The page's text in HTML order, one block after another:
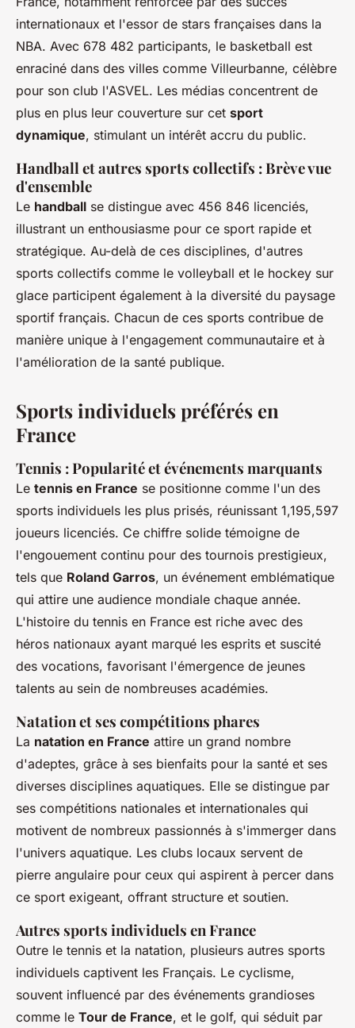
internationaux et l'essor de stars françaises dans la
NBA. Avec 678 482 participants, le basketball est
enraciné dans des villes comme Villeurbanne, célèbre
pour son club l'ASVEL. Les médias concentrent de
plus en plus leur couverture sur cet sport
dynamique, stimulant un intérêt accru du public.
Handball et autres sports collectifs : Brève vue
d'ensemble
Le handball se distingue avec 456 846 licenciés,
illustrant un enthousiasme pour ce sport rapide et
stratégique. Au-delà de ces disciplines, d'autres
sports collectifs comme le volleyball et le hockey sur
glace participent également à la diversité du paysage
sportif français. Chacun de ces sports contribue de
manière unique à l'engagement communautaire et à
l'amélioration de la santé publique.
Sports individuels préférés en
France
Tennis : Popularité et événements marquants
Le tennis en France se positionne comme l'un des
sports individuels les plus prisés, réunissant 1,195,597
joueurs licenciés. Ce chiffre solide témoigne de
l'engouement continu pour des tournois prestigieux,
tels que Roland Garros, un événement emblématique
qui attire une audience mondiale chaque année.
L'histoire du tennis en France est riche avec des
héros nationaux ayant marqué les esprits et suscité
des vocations, favorisant l'émergence de jeunes
talents au sein de nombreuses académies.
Natation et ses compétitions phares
La natation en France attire un grand nombre
d'adeptes, grâce à ses bienfaits pour la santé et ses
diverses disciplines aquatiques. Elle se distingue par
ses compétitions nationales et internationales qui
motivent de nombreux passionnés à s'immerger dans
l'univers aquatique. Les clubs locaux servent de
pierre angulaire pour ceux qui aspirent à percer dans
ce sport exigeant, offrant structure et soutien.
Autres sports individuels en France
Outre le tennis et la natation, plusieurs autres sports
individuels captivent les Français. Le cyclisme,
souvent influencé par des événements grandioses
comme le Tour de France, et le golf, qui séduit par